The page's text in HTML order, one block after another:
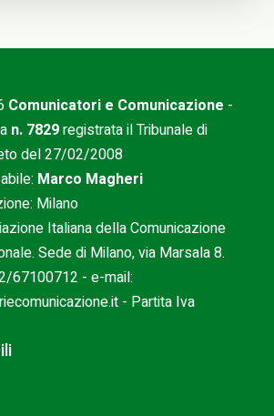
Comunicatori e Comunicazione -
n. 7829registrata il Tribunale di
del 27/02/2008
Marco Magheri
Milano
Italiana della Comunicazione
Sede di Milano, via Marsala 8.
67100712 - e-mail:
- Partita Iva